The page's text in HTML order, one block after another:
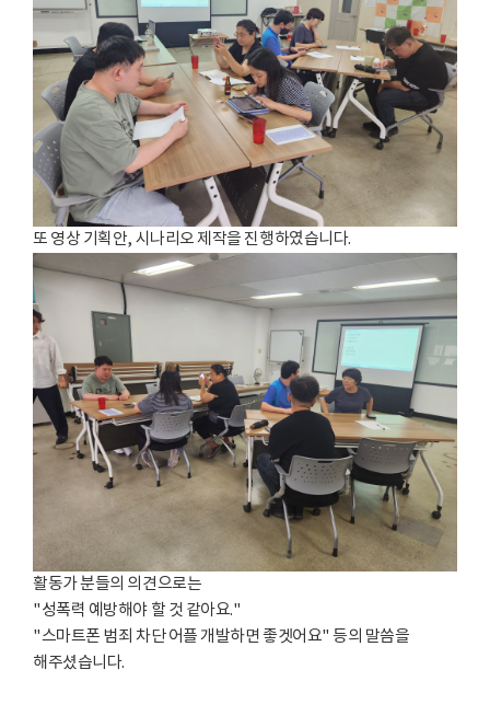
또 영상 기획안, 시나리오 제작을 진행하였습니다.
활동가 분들의 의견으로는
"성폭력 예방해야 할 것 같아요."
"스마트폰 범죄 차단 어플 개발하면 좋겟어요" 등의 말씀을
해주셨습니다.